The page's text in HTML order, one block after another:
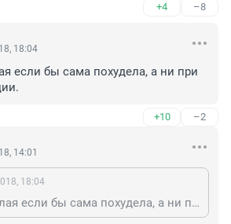
+4 –8
18:04
если бы сама похудела, а ни при
+10 –2
14:01
18:04
Сильная , смелая если бы сама похудела, а ни при помощи резекции.